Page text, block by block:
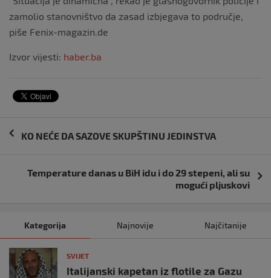
zamolio stanovništvo da zasad izbjegava to područje,
piše Fenix-magazin.de
Izvor vijesti: haber.ba
Navigacija
KO NEĆE DA SAZOVE SKUPŠTINU JEDINSTVA
Temperature danas u BiH idu i do 29 stepeni, ali su
mogući pljuskovi
Kategorija Najnovije Najčitanije
SVIJET
Italijanski kapetan iz flotile za Gazu